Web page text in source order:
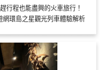
行程也能盡興的火車旅行！
環島之星觀光列車體驗解析